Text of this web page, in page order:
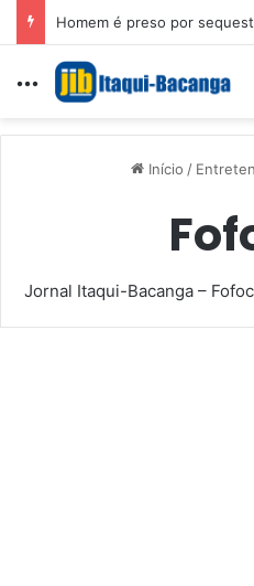
Menu
Início /
Jornal Itaqui-Bacanga –